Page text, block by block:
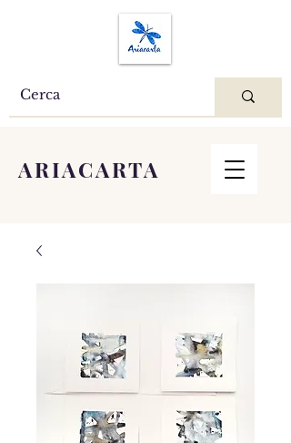
ARIACARTA